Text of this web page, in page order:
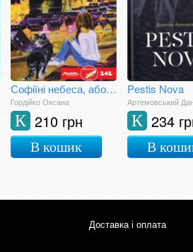
Софіїні небеса, або Чарівний Дар гномів
Гордійко Оксана
210 грн
К
В кошик
Pestis Nova
Артемовський
234
К
В
Доставка і оплата